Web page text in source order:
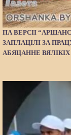
ПА ВЕРСІІ
ЗАПЛАЦІЛІ ЗА
АБЯЦАННЕ